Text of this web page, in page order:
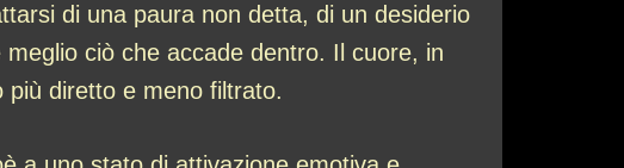
di una paura non detta, di un desiderio
ciò che accade dentro. Il cuore, in
diretto e meno filtrato.